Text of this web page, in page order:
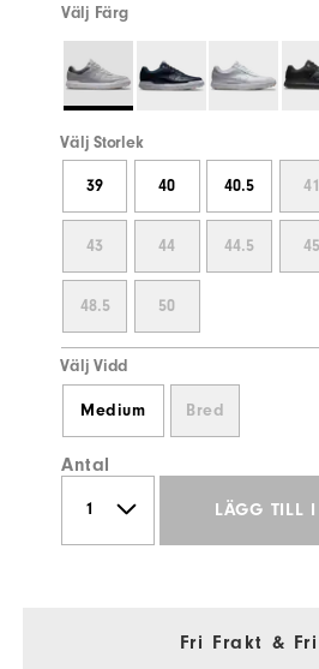
Välj Färg
Välj Storlek
39 40 40.5 41
43 44 44.5 45
48.5 50
Välj Vidd
Medium Bred
Antal
LÄGG TILL I
Fri Frakt &